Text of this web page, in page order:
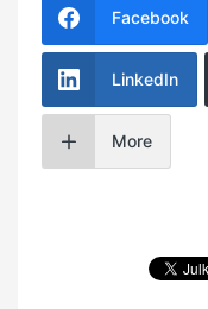
Facebook
LinkedIn
More